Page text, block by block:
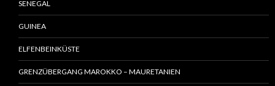
SENEGAL
GUINEA
ELFENBEINKÜSTE
GRENZÜBERGANG MAROKKO – MAURETANIEN